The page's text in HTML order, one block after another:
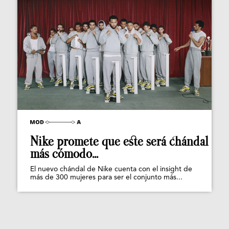
Nike promete que este será chándal
más cómodo...
El nuevo chándal de Nike cuenta con el insight de
más de 300 mujeres para ser el conjunto más...